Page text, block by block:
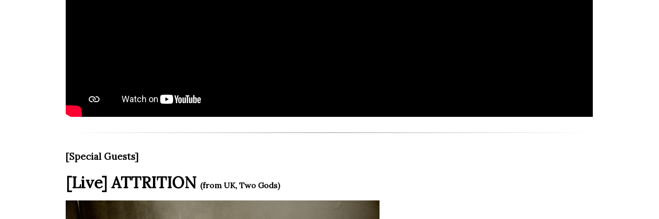
[Special Guests]
[Live] ATTRITION (from UK, Two Gods)